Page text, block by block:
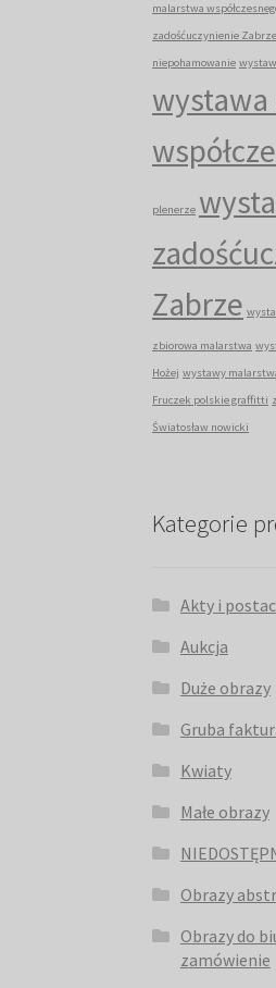
malarstwa
zadośćuczynienie Zabrze
niepohamowanie
plenerze
Zabrze
zbiorowa malarstwa
Hożej wystawy
Fruczek polskie graffitti
Światosław nowicki
Kategorie
Akty i
Aukcja
Duże obrazy
Gruba
Kwiaty
Małe obrazy
Obrazy
Obrazy do
zamówienie